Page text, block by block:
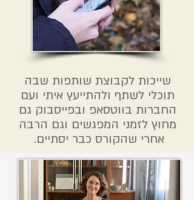
שייכות לקבוצת שותפות שבה
תוכלי לשתף ולהתייעץ איתי ועם
החברות בווטסאפ ובפייסבוק גם
מחוץ לזמני המפגשים וגם הרבה
אחרי שהקורס כבר יסתיים.